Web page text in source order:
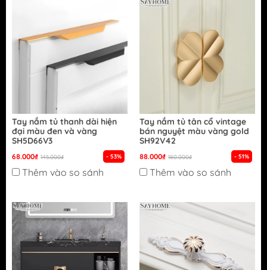
Tay nắm tủ thanh dài hiện
đại màu đen và vàng
SH5D66V3
68.000₫ 145.000₫ - 53%
Thêm vào so sánh
Tay nắm tủ tân cổ vintage
bán nguyệt màu vàng gold
SH92V42
88.000₫ 180.000₫ - 51%
Thêm vào so sánh